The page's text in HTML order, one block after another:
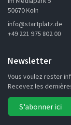
50670 Köln
info@startplatz.de
+49 221 975 802 00
Newsletter
Vous voulez rester
Recevez les
S'abonner ici